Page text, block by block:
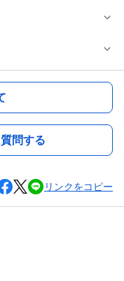
問する
リンクをコピー